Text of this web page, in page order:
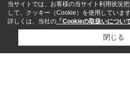
当サイトでは、お客様の当サイト利用状況
して、クッキー（Cookie）を使用しています
詳しくは、当社の 「Cookieの取扱いについて
閉じる